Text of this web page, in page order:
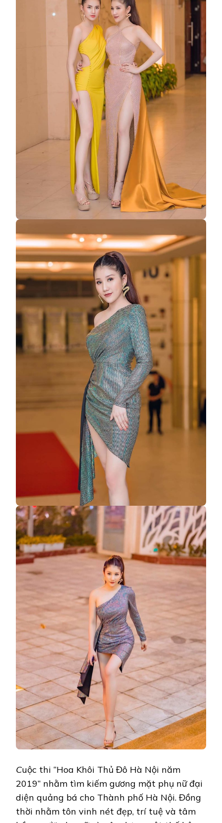
Cuộc thi “Hoa Khôi Thủ Đô Hà Nội năm
2019” nhằm tìm kiếm gương mặt phụ nữ đại
diện quảng bá cho Thành phố Hà Nội. Đồng
thời nhằm tôn vinh nét đẹp, trí tuệ và tâm